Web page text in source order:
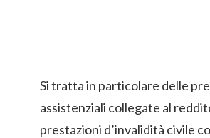
Si tratta in particolare delle
assistenziali collegate al
prestazioni d’invalidità civile